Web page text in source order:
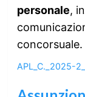
personale,
concorsuale.
APL_C._2025-